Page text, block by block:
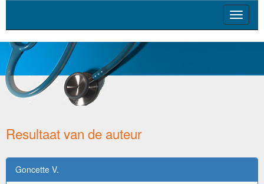
Toggle
Resultaat van de auteur
Goncette V.